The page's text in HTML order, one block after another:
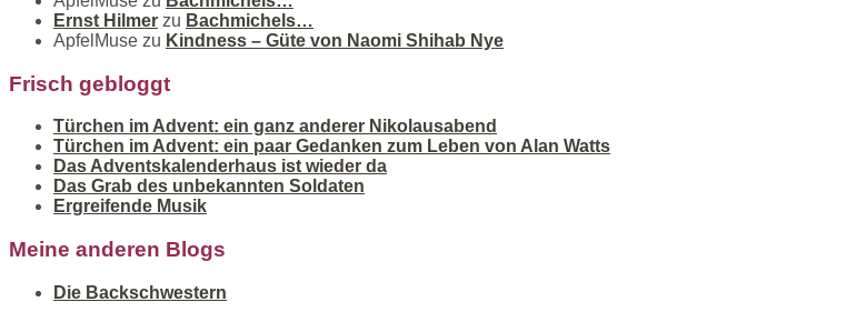
Ernst Hilmer zu Bachmichels…
ApfelMuse zu Kindness – Güte von Naomi Shihab Nye
Frisch gebloggt
Türchen im Advent: ein ganz anderer Nikolausabend
Türchen im Advent: ein paar Gedanken zum Leben von Alan Watts
Das Adventskalenderhaus ist wieder da
Das Grab des unbekannten Soldaten
Ergreifende Musik
Meine anderen Blogs
Die Backschwestern